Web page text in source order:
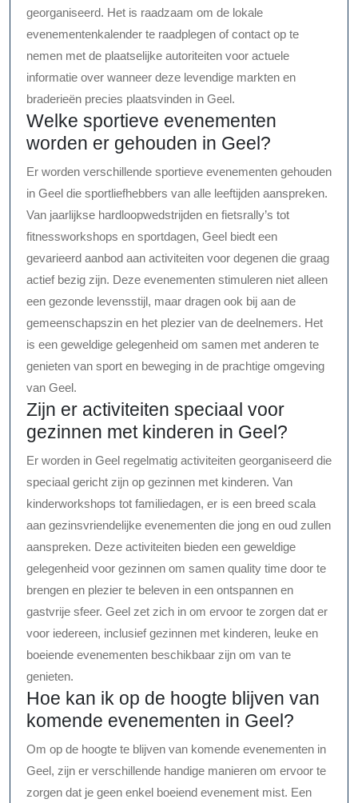
georganiseerd. Het is raadzaam om de lokale
evenementenkalender te raadplegen of contact op te
nemen met de plaatselijke autoriteiten voor actuele
informatie over wanneer deze levendige markten en
braderieën precies plaatsvinden in Geel.
Welke sportieve evenementen
worden er gehouden in Geel?
Er worden verschillende sportieve evenementen gehouden
in Geel die sportliefhebbers van alle leeftijden aanspreken.
Van jaarlijkse hardloopwedstrijden en fietsrally’s tot
fitnessworkshops en sportdagen, Geel biedt een
gevarieerd aanbod aan activiteiten voor degenen die graag
actief bezig zijn. Deze evenementen stimuleren niet alleen
een gezonde levensstijl, maar dragen ook bij aan de
gemeenschapszin en het plezier van de deelnemers. Het
is een geweldige gelegenheid om samen met anderen te
genieten van sport en beweging in de prachtige omgeving
van Geel.
Zijn er activiteiten speciaal voor
gezinnen met kinderen in Geel?
Er worden in Geel regelmatig activiteiten georganiseerd die
speciaal gericht zijn op gezinnen met kinderen. Van
kinderworkshops tot familiedagen, er is een breed scala
aan gezinsvriendelijke evenementen die jong en oud zullen
aanspreken. Deze activiteiten bieden een geweldige
gelegenheid voor gezinnen om samen quality time door te
brengen en plezier te beleven in een ontspannen en
gastvrije sfeer. Geel zet zich in om ervoor te zorgen dat er
voor iedereen, inclusief gezinnen met kinderen, leuke en
boeiende evenementen beschikbaar zijn om van te
genieten.
Hoe kan ik op de hoogte blijven van
komende evenementen in Geel?
Om op de hoogte te blijven van komende evenementen in
Geel, zijn er verschillende handige manieren om ervoor te
zorgen dat je geen enkel boeiend evenement mist. Een